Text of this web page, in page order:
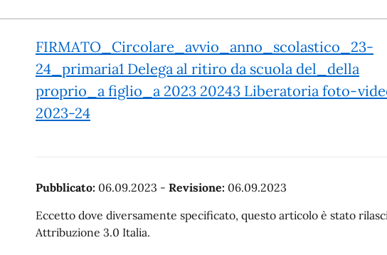
FIRMATO_Circolare_avvio_anno_scolastico_23-
24_primaria1 Delega al ritiro da scuola del_della
proprio_a figlio_a 2023 20243 Liberatoria foto-
2023-24
Pubblicato: 06.09.2023 - Revisione: 06.09.2023
Eccetto dove diversamente specificato, questo articolo è stato
Attribuzione 3.0 Italia.